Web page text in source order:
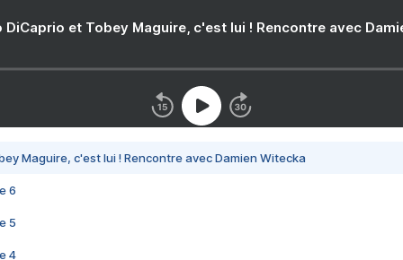
DiCaprio et Tobey Maguire, c'est lui ! Rencontre avec
Maguire, c'est lui ! Rencontre avec Damien Witecka
6
5
4